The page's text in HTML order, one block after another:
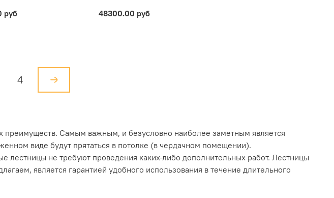
руб 48300.00 руб
4
преимуществ. Самым важным, и безусловно наиболее заметным является
виде будут прятаться в потолке (в чердачном помещении).
лестницы не требуют проведения каких-либо дополнительных работ. Лестницы
является гарантией удобного использования в течение длительного